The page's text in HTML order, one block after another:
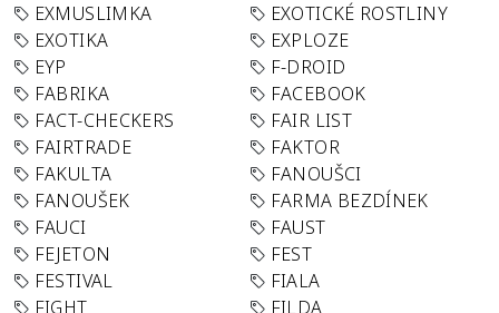
EXMUSLIMKA
EXOTICKÉ ROSTLINY
EXOTIKA
EXPLOZE
EYP
F-DROID
FABRIKA
FACEBOOK
FACT-CHECKERS
FAIR LIST
FAIRTRADE
FAKTOR
FAKULTA
FANOUŠCI
FANOUŠEK
FARMA BEZDÍNEK
FAUCI
FAUST
FEJETON
FEST
FESTIVAL
FIALA
FIGHT
FILDA